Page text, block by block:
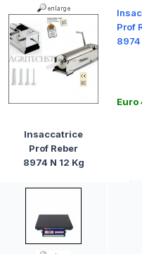
Insaccatrice
Prof Reber
8974 N 12 Kg
Prof
8974